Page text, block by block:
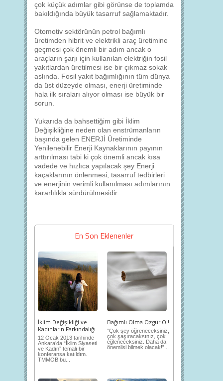
çok küçük adımlar gibi görünse de toplamda
bakıldığında büyük tasarruf sağlamaktadır.
Otomotiv sektörünün petrol bağımlı
üretimden hibrit ve elektrikli araç üretimine
geçmesi çok önemli bir adım ancak o
araçların şarjı için kullanılan elektriğin fosil
yakıtlardan üretilmesi ise bir çıkmaz sokak
aslında. Fosil yakıt bağımlığının tüm dünya
da üst düzeyde olması, enerji üretiminde
hala ilk sıraları alıyor olması ise büyük bir
sorun.
Yukarıda da bahsettiğim gibi İklim
Değişikliğine neden olan enstrümanların
başında gelen ENERJİ Üretiminde
Yenilenebilir Enerji Kaynaklarının payının
arttırılması tabi ki çok önemli ancak kısa
vadede ve hızlıca yapılacak şey Enerji
kaçaklarının önlenmesi, tasarruf tedbirleri
ve enerjinin verimli kullanılması adımlarının
kararlılıkla sürdürülmesidir.
En Son Eklenenler
İklim Değişikliği ve
Kadınların Farkındalığı
12 Ocak 2013 tarihinde
Ankara’da “İklim Siyaseti
ve Kadın” temalı bir
konferansa katıldım.
TMMOB bu...
Bağımlı Olma Özgür Ol!
“Çok şey öğreneceksiniz,
çok şaşıracaksınız, çok
eğleneceksiniz. Daha da
önemlisi bilmek olacak!”...